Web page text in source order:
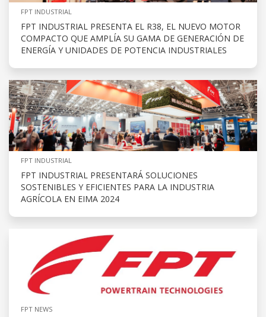
FPT INDUSTRIAL
FPT INDUSTRIAL PRESENTA EL R38, EL NUEVO MOTOR
COMPACTO QUE AMPLÍA SU GAMA DE GENERACIÓN DE
ENERGÍA Y UNIDADES DE POTENCIA INDUSTRIALES
FPT INDUSTRIAL
FPT INDUSTRIAL PRESENTARÁ SOLUCIONES
SOSTENIBLES Y EFICIENTES PARA LA INDUSTRIA
AGRÍCOLA EN EIMA 2024
FPT NEWS